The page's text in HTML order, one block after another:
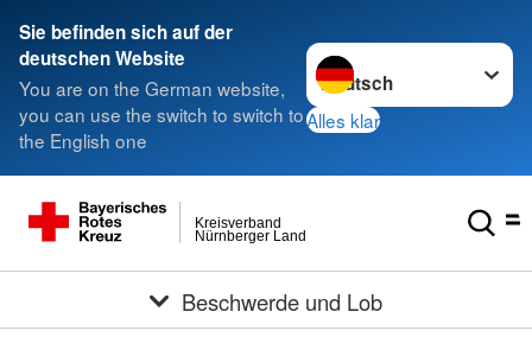
Sie befinden sich auf der
deutschen Website
You are on the German website,
you can use the switch to switch to
the English one
Sprache wechseln zu
Alles klar
Nürnberger Land
Kreisverband
Beschwerde und Lob